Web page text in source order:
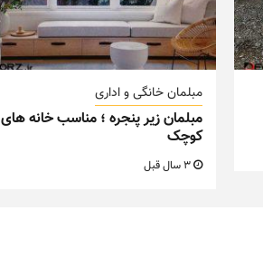
مبلمان خانگی و اداری
مبلمان زیر پنجره ؛ مناسب خانه های
کوچک
3 سال قبل